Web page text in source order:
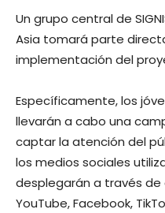
Un grupo central de
Asia tomará parte
implementación del
Específicamente, los
llevarán a cabo una
captar la atención del
los medios sociales
desplegarán a través
YouTube, Facebook,